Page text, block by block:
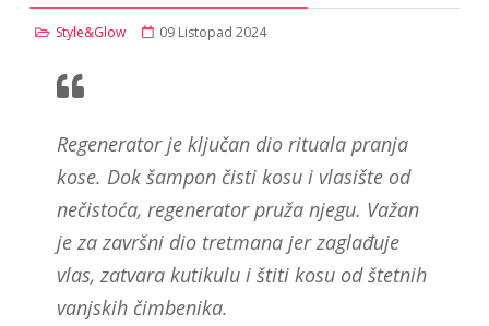
Style&Glow 09 Listopad 2024
Regenerator je ključan dio rituala pranja
kose. Dok šampon čisti kosu i vlasište od
nečistoća, regenerator pruža njegu. Važan
je za završni dio tretmana jer zaglađuje
vlas, zatvara kutikulu i štiti kosu od štetnih
vanjskih čimbenika.